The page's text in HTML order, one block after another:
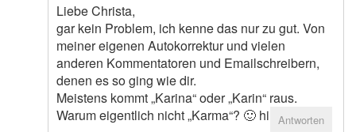
Liebe Christa,
gar kein Problem, ich kenne das nur zu gut. Von
meiner eigenen Autokorrektur und vielen
anderen Kommentatoren und Emailschreibern,
denen es so ging wie dir.
Meistens kommt „Karina“ oder „Karin“ raus.
Warum eigentlich nicht „Karma“? 🙂 hihi Antworten